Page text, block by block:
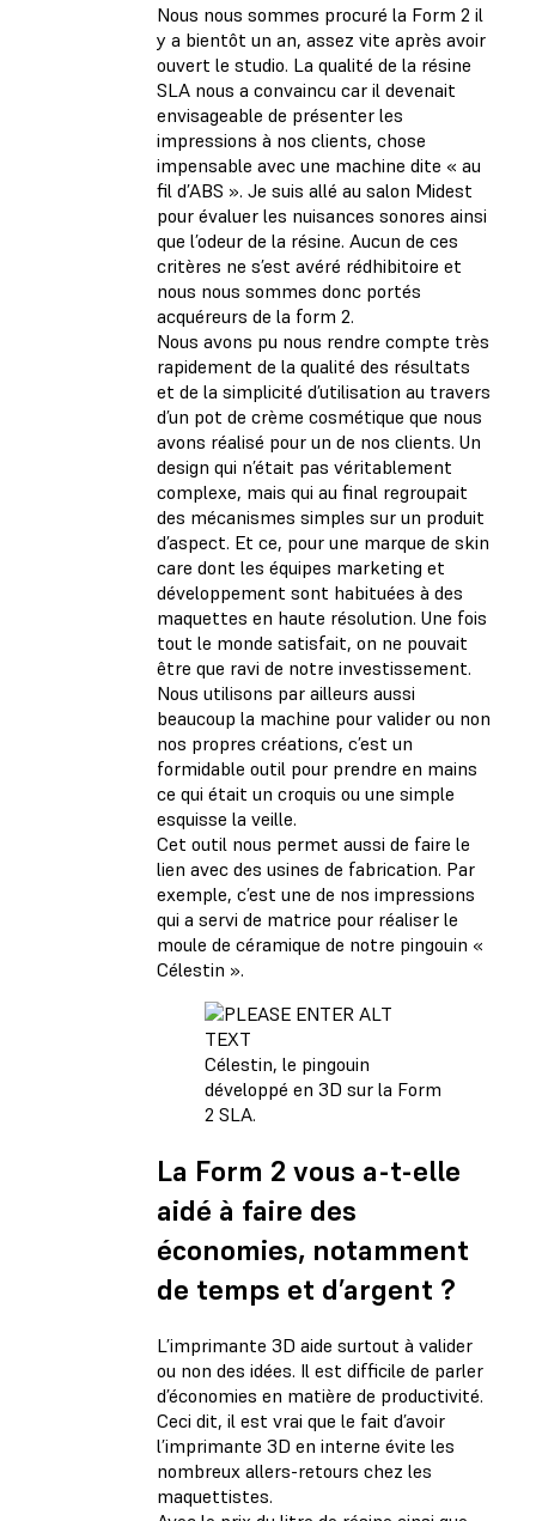
Nous nous sommes procuré la Form 2 il
y a bientôt un an, assez vite après avoir
ouvert le studio. La qualité de la résine
SLA nous a convaincu car il devenait
envisageable de présenter les
impressions à nos clients, chose
impensable avec une machine dite « au
fil d’ABS ». Je suis allé au salon Midest
pour évaluer les nuisances sonores ainsi
que l’odeur de la résine. Aucun de ces
critères ne s’est avéré rédhibitoire et
nous nous sommes donc portés
acquéreurs de la form 2.
Nous avons pu nous rendre compte très
rapidement de la qualité des résultats
et de la simplicité d’utilisation au travers
d’un pot de crème cosmétique que nous
avons réalisé pour un de nos clients. Un
design qui n’était pas véritablement
complexe, mais qui au final regroupait
des mécanismes simples sur un produit
d’aspect. Et ce, pour une marque de skin
care dont les équipes marketing et
développement sont habituées à des
maquettes en haute résolution. Une fois
tout le monde satisfait, on ne pouvait
être que ravi de notre investissement.
Nous utilisons par ailleurs aussi
beaucoup la machine pour valider ou non
nos propres créations, c’est un
formidable outil pour prendre en mains
ce qui était un croquis ou une simple
esquisse la veille.
Cet outil nous permet aussi de faire le
lien avec des usines de fabrication. Par
exemple, c’est une de nos impressions
qui a servi de matrice pour réaliser le
moule de céramique de notre pingouin «
Célestin ».
Célestin, le pingouin
développé en 3D sur la Form
2 SLA.
La Form 2 vous a-t-elle
aidé à faire des
économies, notamment
de temps et d’argent ?
L’imprimante 3D aide surtout à valider
ou non des idées. Il est difficile de parler
d’économies en matière de productivité.
Ceci dit, il est vrai que le fait d’avoir
l’imprimante 3D en interne évite les
nombreux allers-retours chez les
maquettistes.